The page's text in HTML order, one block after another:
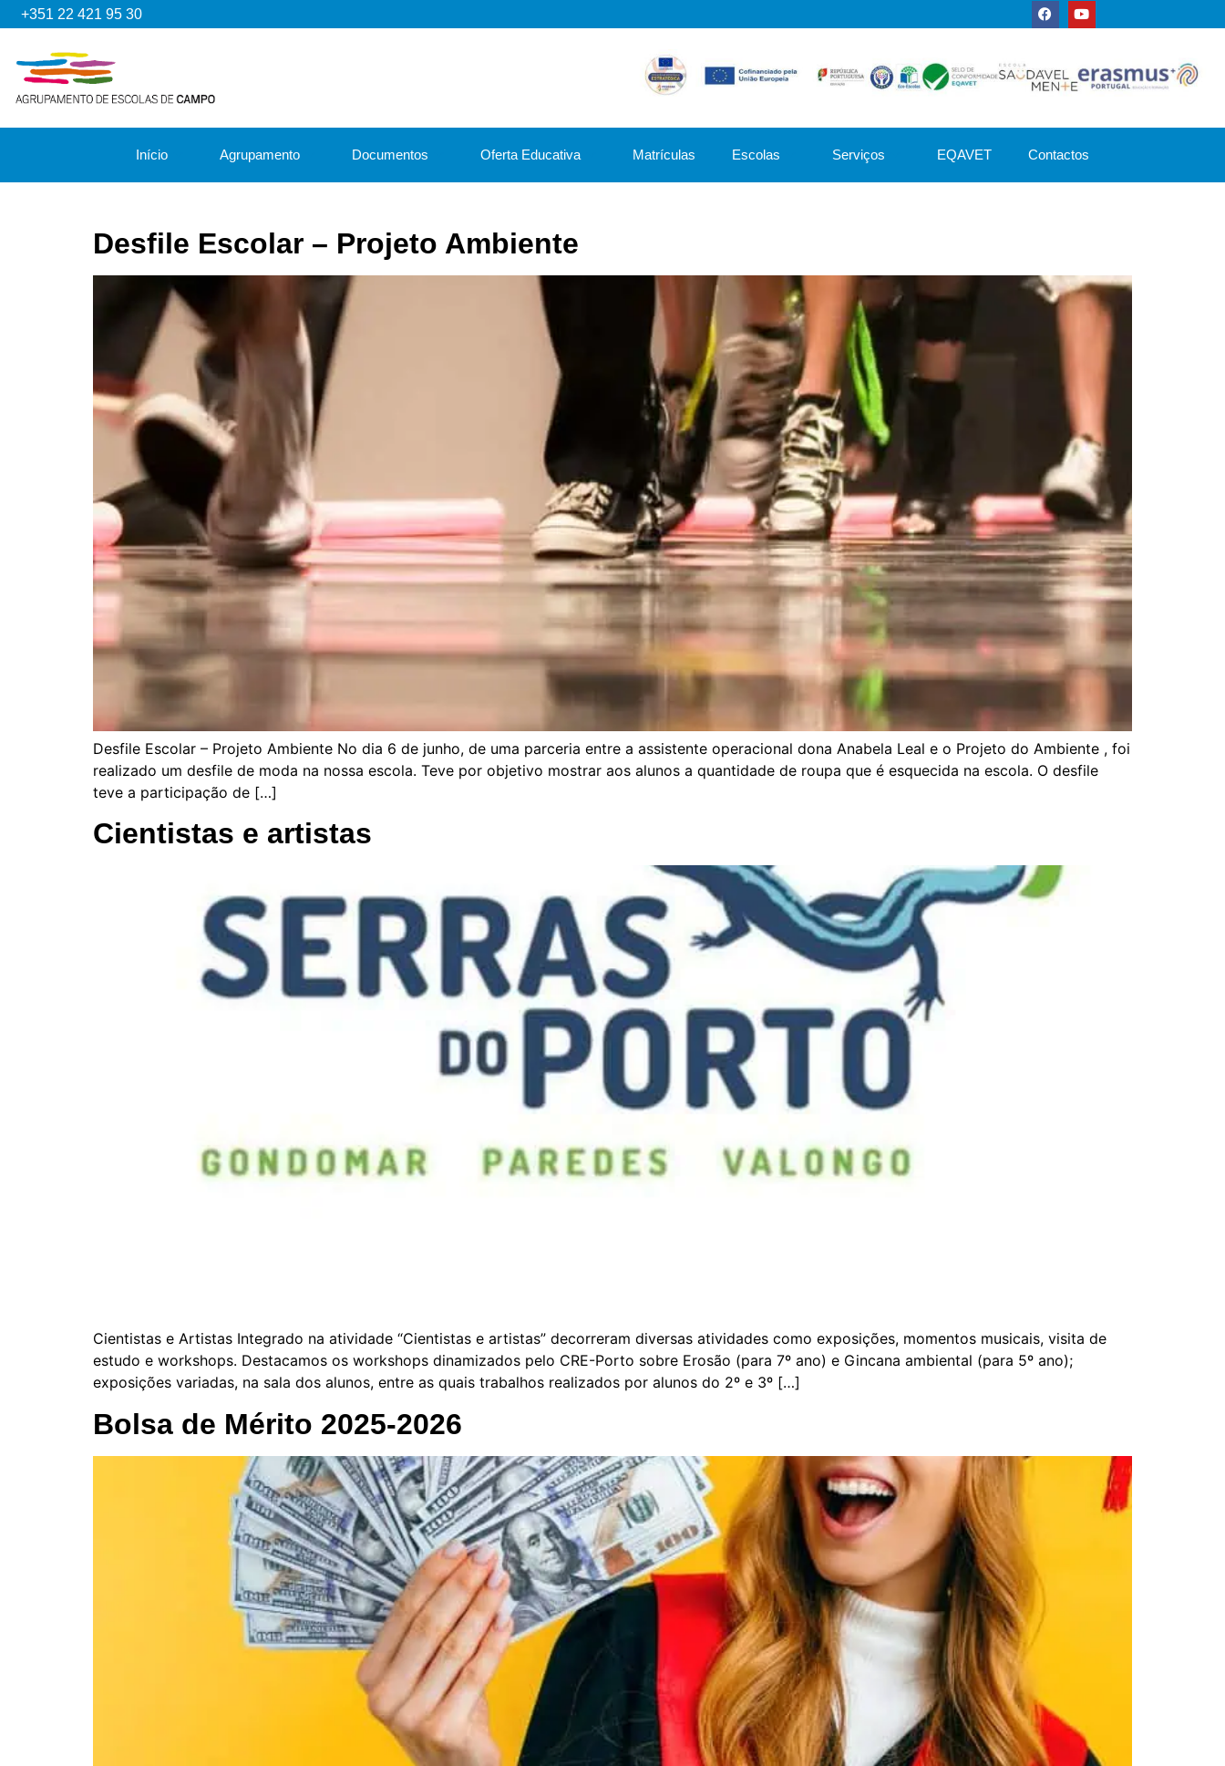
+351 22 421 95 30
Início Agrupamento Documentos Oferta Educativa Matrículas Escolas Serviços EQAVET Contactos
Desfile Escolar – Projeto Ambiente
Desfile Escolar – Projeto Ambiente No dia 6 de junho, de uma parceria entre a assistente operacional dona Anabela Leal e o Projeto do Ambiente , foi
realizado um desfile de moda na nossa escola. Teve por objetivo mostrar aos alunos a quantidade de roupa que é esquecida na escola. O desfile
teve a participação de […]
Cientistas e artistas
Cientistas e Artistas Integrado na atividade “Cientistas e artistas” decorreram diversas atividades como exposições, momentos musicais, visita de
estudo e workshops. Destacamos os workshops dinamizados pelo CRE-Porto sobre Erosão (para 7º ano) e Gincana ambiental (para 5º ano);
exposições variadas, na sala dos alunos, entre as quais trabalhos realizados por alunos do 2º e 3º […]
Bolsa de Mérito 2025-2026